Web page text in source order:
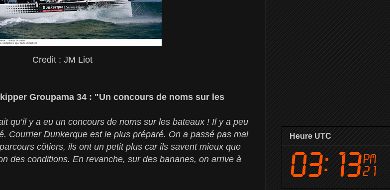
Credit : JM Liot
Groupama 34 : "Un concours de noms sur les
qu’il y a eu un concours de noms sur les bateaux ! Il y a peu
Courrier Dunkerque est le plus préparé. On a passé pas mal
côtiers, ils ont un petit plus car ils savent mieux que
des conditions. En revanche, sur des bananes, on arrive à
Heure UTC